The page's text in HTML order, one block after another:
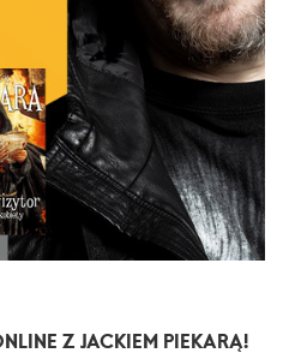
Z JACKIEM PIEKARĄ!